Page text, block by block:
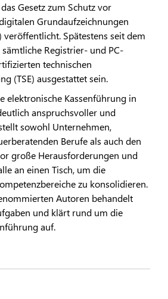
Gesetz zum Schutz vor
Grundaufzeichnungen
veröffentlicht. Spätestens seit dem
Registrier- und PC-
technischen
(TSE) ausgestattet sein.
elektronische Kassenführung in
anspruchsvoller und
sowohl Unternehmen,
Berufe als auch den
große Herausforderungen und
an einen Tisch, um die
zu konsolidieren.
Autoren behandelt
und klärt rund um die
auf.